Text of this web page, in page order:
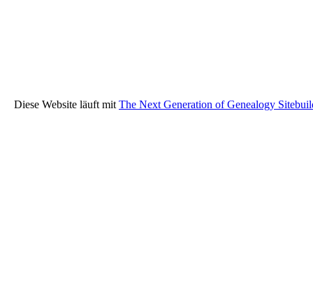
Diese Website läuft mit The Next Generation of Genealogy